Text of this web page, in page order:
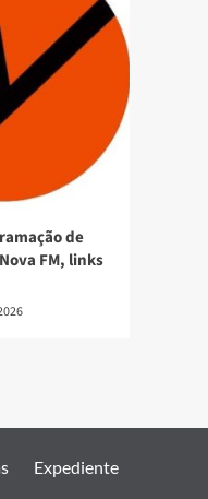
de
FM, links
Expediente